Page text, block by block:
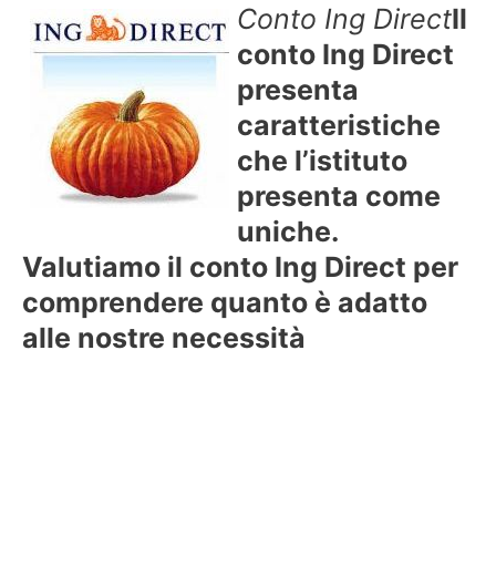
Conto Ing DirectIl
conto Ing Direct
presenta
caratteristiche
che l’istituto
presenta come
uniche.
Valutiamo il conto Ing Direct per
comprendere quanto è adatto
alle nostre necessità